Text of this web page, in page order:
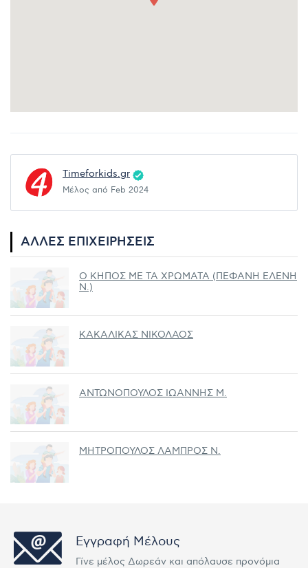
Timeforkids.gr
Μέλος από Feb 2024
ΆΛΛΕΣ ΕΠΙΧΕΙΡΉΣΕΙΣ
Ο ΚΗΠΟΣ ΜΕ ΤΑ ΧΡΩΜΑΤΑ (ΠΕΦΑΝΗ ΕΛΕΝΗ
Ν.)
ΚΑΚΑΛΙΚΑΣ ΝΙΚΟΛΑΟΣ
ΑΝΤΩΝΟΠΟΥΛΟΣ ΙΩΑΝΝΗΣ Μ.
ΜΗΤΡΟΠΟΥΛΟΣ ΛΑΜΠΡΟΣ Ν.
Εγγραφή Μέλους
Γίνε μέλος Δωρεάν και απόλαυσε προνόμια